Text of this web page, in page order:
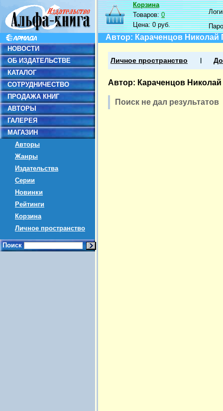
НОВОСТИ
ОБ ИЗДАТЕЛЬСТВЕ
КАТАЛОГ
СОТРУДНИЧЕСТВО
ПРОДАЖА КНИГ
АВТОРЫ
ГАЛЕРЕЯ
МАГАЗИН
Авторы
Жанры
Издательства
Серии
Новинки
Рейтинги
Корзина
Личное пространство
Поиск
Корзина
Товаров:0
Цена:0 руб.
Автор: Караченцов Николай
Личное пространство
Автор: Караченцов
Поиск не дал результатов